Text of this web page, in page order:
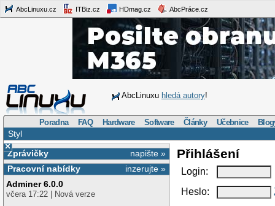
AbcLinuxu.cz ITBiz.cz HDmag.cz AbcPráce.cz
AbcLinuxu hledá autory!
Poradna FAQ Hardware Software Články Učebnice
Styl
×
napište »
Zprávičky
inzerujte »
Pracovní nabídky
Adminer 6.0.0
včera 17:22 | Nová verze
Přihlášení
Login:
Heslo: